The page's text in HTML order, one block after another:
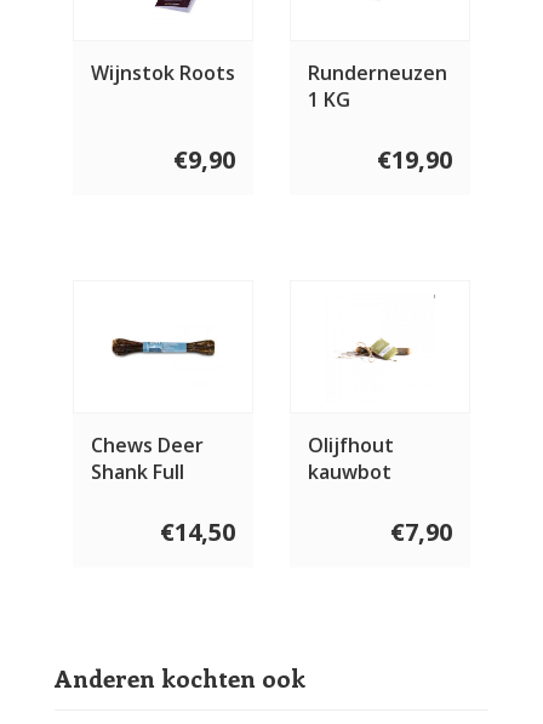
Wijnstok Roots
€9,90
Runderneuzen
1 KG
€19,90
Chews Deer
Shank Full
€14,50
Olijfhout
kauwbot
€7,90
Anderen kochten ook